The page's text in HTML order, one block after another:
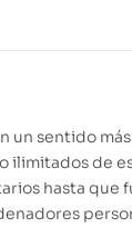
un sentido
ilimitados de
hasta que